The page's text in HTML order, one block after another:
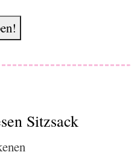
Sitzsack